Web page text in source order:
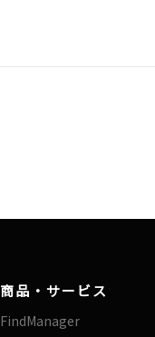
商品・サービス
FindManager